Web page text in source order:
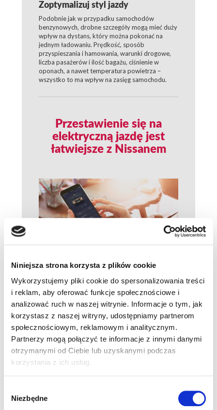
Niniejsza strona korzysta z plików cookie
Wykorzystujemy pliki cookie do spersonalizowania treści
i reklam, aby oferować funkcje społecznościowe i
analizować ruch w naszej witrynie. Informacje o tym, jak
korzystasz z naszej witryny, udostępniamy partnerom
społecznościowym, reklamowym i analitycznym.
Partnerzy mogą połączyć te informacje z innymi danymi
otrzymanymi od Ciebie lub uzyskanymi podczas
korzystania z ich usług.
zgody
Niezbędne
Zoptymalizuj styl jazdy
Podobnie jak w przypadku samochodów
benzynowych, drobne szczegóły mogą mieć duży
wpływ na dystans, który można pokonać na
jednym ładowaniu. Prędkość, sposób
przyspieszania i hamowania, warunki drogowe,
liczba pasażerów i ilość bagażu, ciśnienie w
oponach, a nawet temperatura powietrza –
wszystko to ma wpływ na zasięg samochodu.
Przestawienie się na
elektryczną jazdę jest
łatwiejsze z Nissanem
używać swojego telefonu w roli pilota do
otworzyć samochód z dowolnego miejsca,
zlokalizować go w każdej chwili, ogrzać lub
schłodzić przed podróżą, a nawet ustawić
godzinę ładowania, kiedy taryfy są niższe.
ręki